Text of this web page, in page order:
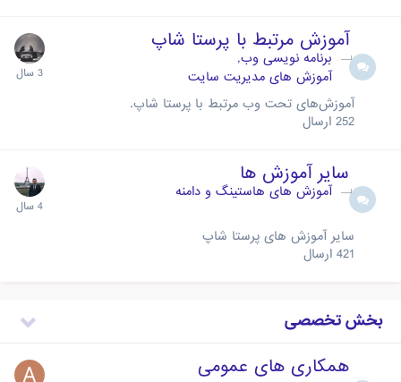
آموزش مرتبط با پرستا شاپ
برنامه نویسی وب
آموزش های مدیریت سایت
آموزش‌های تحت وب مرتبط با پرستا شاپ.
252 ارسال
سایر آموزش ها
آموزش های هاستینگ و دامنه
سایر آموزش های پرستا شاپ
421 ارسال
بخش تخصصی
همکاری های عمومی